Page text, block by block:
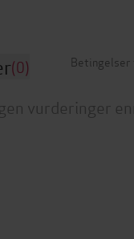
(0)
vurderinger